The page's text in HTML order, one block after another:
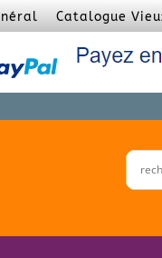
Catalogue